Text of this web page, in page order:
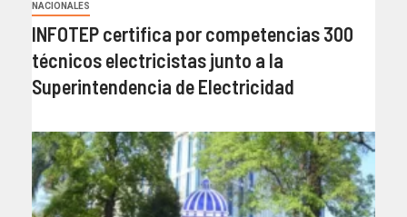
NACIONALES
INFOTEP certifica por competencias 300
técnicos electricistas junto a la
Superintendencia de Electricidad